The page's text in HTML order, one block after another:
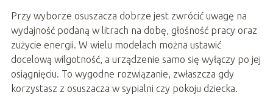
Przy wyborze osuszacza dobrze jest zwrócić uwagę na
wydajność podaną w litrach na dobę, głośność pracy oraz
zużycie energii. W wielu modelach można ustawić
docelową wilgotność, a urządzenie samo się wyłączy po jej
osiągnięciu. To wygodne rozwiązanie, zwłaszcza gdy
korzystasz z osuszacza w sypialni czy pokoju dziecka.